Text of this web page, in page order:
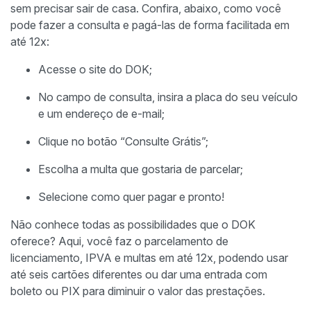
sem precisar sair de casa. Confira, abaixo, como você
pode fazer a consulta e pagá-las de forma facilitada em
até 12x:
Acesse o site do DOK;
No campo de consulta, insira a placa do seu veículo
e um endereço de e-mail;
Clique no botão “Consulte Grátis”;
Escolha a multa que gostaria de parcelar;
Selecione como quer pagar e pronto!
Não conhece todas as possibilidades que o DOK
oferece? Aqui, você faz o parcelamento de
licenciamento, IPVA e multas em até 12x, podendo usar
até seis cartões diferentes ou dar uma entrada com
boleto ou PIX para diminuir o valor das prestações.